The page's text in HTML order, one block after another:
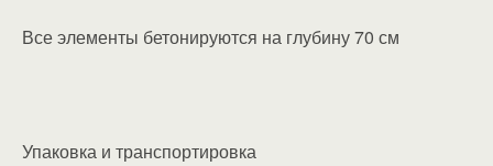
Все элементы бетонируются на глубину 70 см
Упаковка и транспортировка